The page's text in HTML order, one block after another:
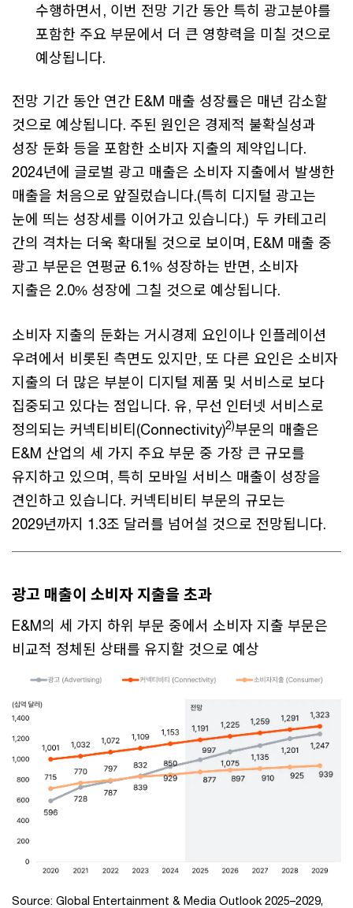
수행하면서, 이번 전망 기간 동안 특히 광고분야를
포함한 주요 부문에서 더 큰 영향력을 미칠 것으로
예상됩니다.
전망 기간 동안 연간 E&M 매출 성장률은 매년 감소할
것으로 예상됩니다. 주된 원인은 경제적 불확실성과
성장 둔화 등을 포함한 소비자 지출의 제약입니다.
2024년에 글로벌 광고 매출은 소비자 지출에서 발생한
매출을 처음으로 앞질렀습니다.(특히 디지털 광고는
눈에 띄는 성장세를 이어가고 있습니다.) 두 카테고리
간의 격차는 더욱 확대될 것으로 보이며, E&M 매출 중
광고 부문은 연평균 6.1% 성장하는 반면, 소비자
지출은 2.0% 성장에 그칠 것으로 예상됩니다.
소비자 지출의 둔화는 거시경제 요인이나 인플레이션
우려에서 비롯된 측면도 있지만, 또 다른 요인은 소비자
지출의 더 많은 부분이 디지털 제품 및 서비스로 보다
집중되고 있다는 점입니다. 유, 무선 인터넷 서비스로
정의되는 커넥티비티(Connectivity)2)부문의 매출은
E&M 산업의 세 가지 주요 부문 중 가장 큰 규모를
유지하고 있으며, 특히 모바일 서비스 매출이 성장을
견인하고 있습니다. 커넥티비티 부문의 규모는
2029년까지 1.3조 달러를 넘어설 것으로 전망됩니다.
광고 매출이 소비자 지출을 초과
E&M의 세 가지 하위 부문 중에서 소비자 지출 부문은
비교적 정체된 상태를 유지할 것으로 예상
Source: Global Entertainment & Media Outlook 2025–2029,